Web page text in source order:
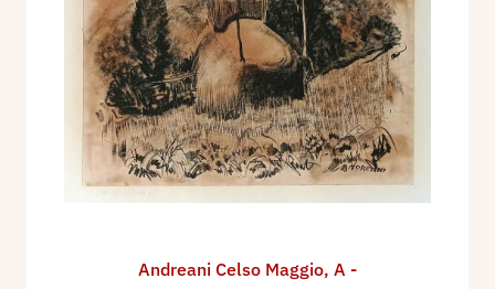
Andreani Celso Maggio, A -